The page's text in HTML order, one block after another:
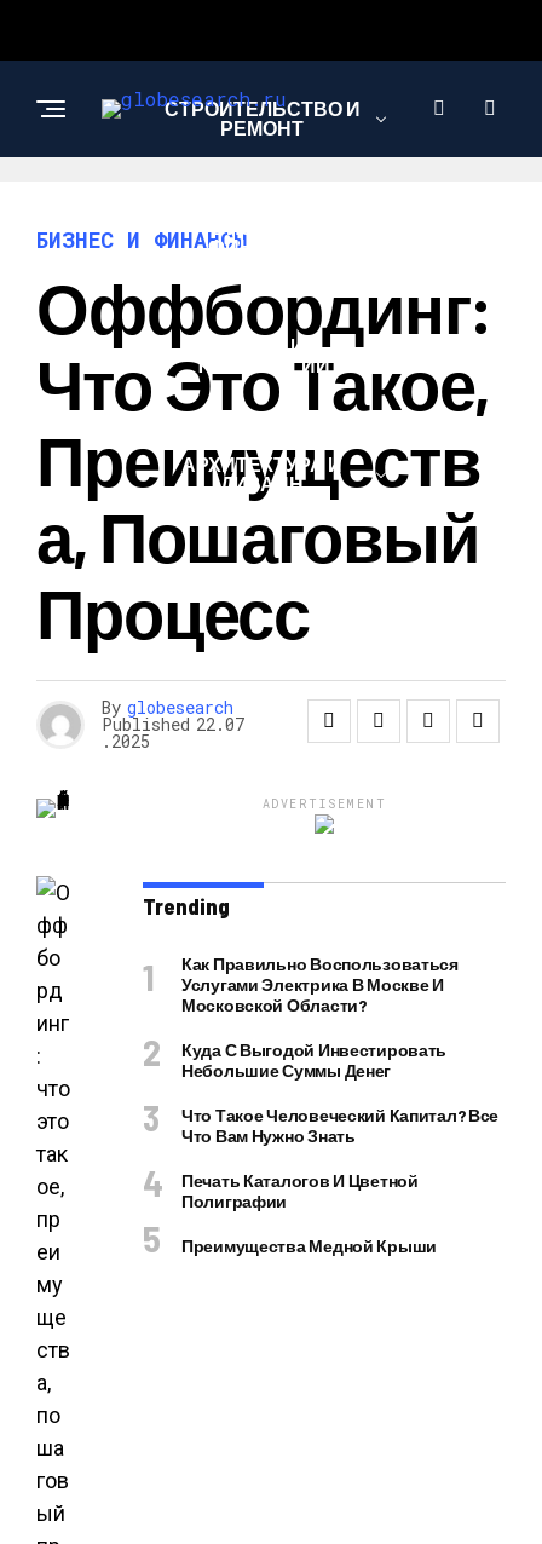
СТРОИТЕЛЬСТВО И
РЕМОНТ
БИЗНЕС И
ФИНАНСЫ
НАУКА И
ТЕХНОЛОГИИ
АРХИТЕКТУРА И
ДИЗАЙН
БИЗНЕС И ФИНАНСЫ
Оффбординг:
Что Это Такое,
Преимуществ
А, Пошаговый
Процесс
By globesearch
Published 22.07
.2025
ADVERTISEMENT
Trending
Как Правильно Воспользоваться
Услугами Электрика В Москве И
Московской Области?
Куда С Выгодой Инвестировать
Небольшие Суммы Денег
Что Такое Человеческий Капитал? Все
Что Вам Нужно Знать
Печать Каталогов И Цветной
Полиграфии
Преимущества Медной Крыши